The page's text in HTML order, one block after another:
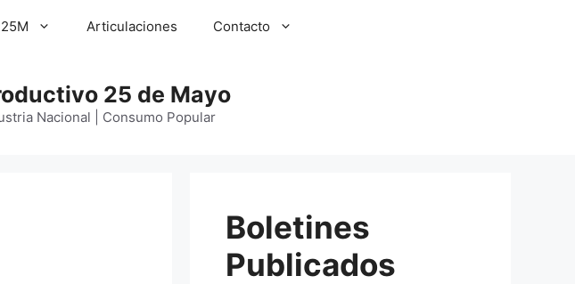
Articulaciones Contacto
25 de Mayo
Nacional | Consumo Popular
Boletines
Publicados